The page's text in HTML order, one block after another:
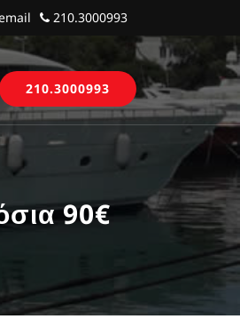
210.3000993
210.3000993
90€